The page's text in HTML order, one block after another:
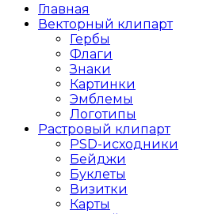
Главная
Векторный клипарт
Гербы
Флаги
Знаки
Картинки
Эмблемы
Логотипы
Растровый клипарт
PSD-исходники
Бейджи
Буклеты
Визитки
Карты